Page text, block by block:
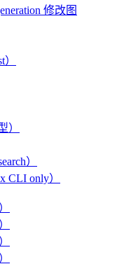
修改图
）
）
CLI only）